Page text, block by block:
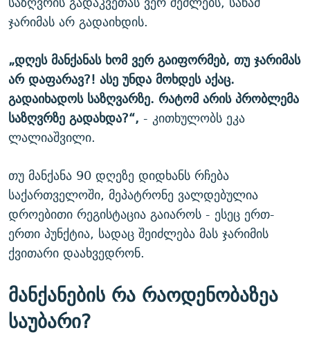
ჯარიმას არ გადაიხდის.
„დღესმანქანას ხომვერგაიფორმებ, თუჯარიმას
არ დაფარავ?! ასეუნდამოხდეს აქაც.
გადაიხადოს საზღვარზე. რატომ არის პრობლემა
საზღვრზეგადახდა?“, - კითხულობს ეკა
ლალიაშვილი.
თუ მანქანა 90 დღეზე დიდხანს რჩება
საქართველოში, მეპატრონე ვალდებულია
დროებითი რეგისტაცია გაიაროს - ესეც ერთ-
ერთი პუნქტია, სადაც შეიძლება მას ჯარიმის
ქვითარი დაახვედრონ.
მანქანების რა რაოდენობაზეა
საუბარი?